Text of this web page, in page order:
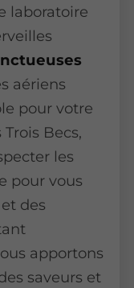
laboratoire
aériens
pour votre
Becs,
les
pour vous
des
apportons
saveurs et